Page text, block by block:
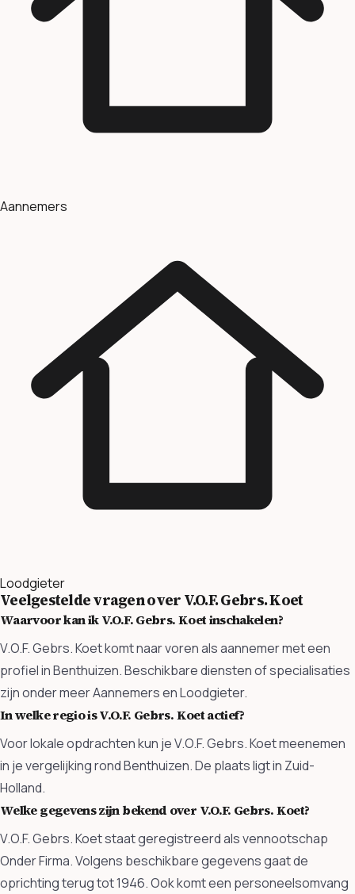
Aannemers
Loodgieter
Veelgestelde vragen over V.O.F. Gebrs. Koet
Waarvoor kan ik V.O.F. Gebrs. Koet inschakelen?
V.O.F. Gebrs. Koet komt naar voren als aannemer met een
profiel in Benthuizen. Beschikbare diensten of specialisaties
zijn onder meer Aannemers en Loodgieter.
In welke regio is V.O.F. Gebrs. Koet actief?
Voor lokale opdrachten kun je V.O.F. Gebrs. Koet meenemen
in je vergelijking rond Benthuizen. De plaats ligt in Zuid-
Holland.
Welke gegevens zijn bekend over V.O.F. Gebrs. Koet?
V.O.F. Gebrs. Koet staat geregistreerd als vennootschap
Onder Firma. Volgens beschikbare gegevens gaat de
oprichting terug tot 1946. Ook komt een personeelsomvang